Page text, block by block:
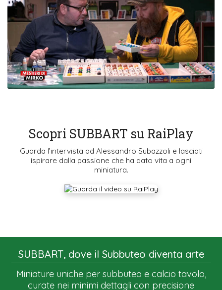
Scopri SUBBART su RaiPlay
Guarda l’intervista ad Alessandro Subazzoli e lasciati
ispirare dalla passione che ha dato vita a ogni
miniatura.
SUBBART, dove il Subbuteo diventa arte
Miniature uniche per subbuteo e calcio tavolo,
curate nei minimi dettagli con precisione